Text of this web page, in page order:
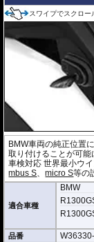
スワイプでスクロー
BMW車両の純正位置
取り付けることが可能
車検対応 世界最小ウ
mbus S 、micro S等の
適合車種
BMW
品番